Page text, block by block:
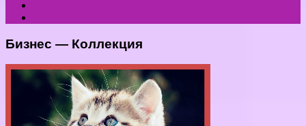
Бизнес — Коллекция